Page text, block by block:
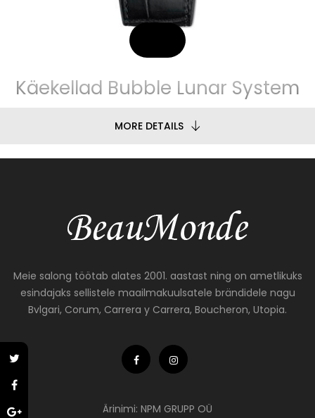
Käekellad Bubble Lunar System
MORE DETAILS
Meie salong töötab alates 2001. aastast ning on ametlikuks
esindajaks sellistele maailmakuulsatele brändidele nagu
Bvlgari, Corum, Carrera y Carrera, Boucheron, Utopia.
Ärinimi: NPM GRUPP OÜ